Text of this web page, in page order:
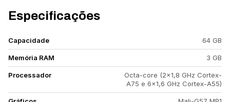
Especificações
Capacidade 64 GB
Memória RAM 3 GB
Processador
Octa-core (2x1,8 GHz Cortex-
A75 e 6x1,6 GHz Cortex-A55)